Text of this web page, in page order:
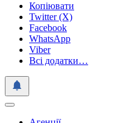
Копіювати
Twitter (X)
Facebook
WhatsApp
Viber
Всі додатки…